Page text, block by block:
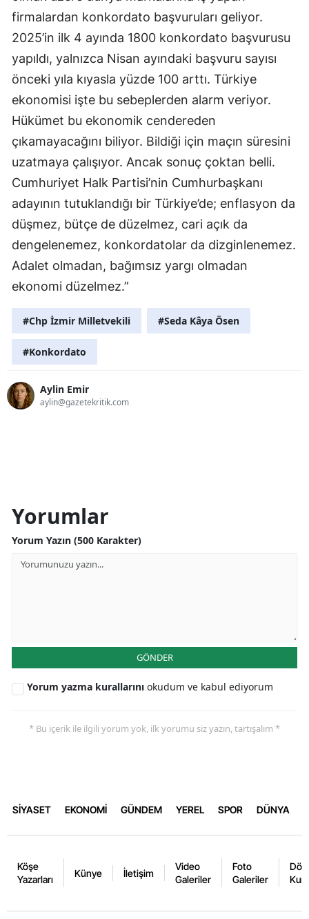
firmalardan konkordato başvuruları geliyor.
2025’in ilk 4 ayında 1800 konkordato başvurusu
yapıldı, yalnızca Nisan ayındaki başvuru sayısı
önceki yıla kıyasla yüzde 100 arttı. Türkiye
ekonomisi işte bu sebeplerden alarm veriyor.
Hükümet bu ekonomik cendereden
çıkamayacağını biliyor. Bildiği için maçın süresini
uzatmaya çalışıyor. Ancak sonuç çoktan belli.
Cumhuriyet Halk Partisi’nin Cumhurbaşkanı
adayının tutuklandığı bir Türkiye’de; enflasyon da
düşmez, bütçe de düzelmez, cari açık da
dengelenemez, konkordatolar da dizginlenemez.
Adalet olmadan, bağımsız yargı olmadan
ekonomi düzelmez.”
#Chp İzmir Milletvekili #Seda Kâya Ösen
#Konkordato
Aylin Emir
aylin@gazetekritik.com
Yorumlar
Yorum Yazın (500 Karakter)
GÖNDER
Yorum yazma kurallarını okudum ve kabul ediyorum
* Bu içerik ile ilgili yorum yok, ilk yorumu siz yazın, tartışalım *
SİYASET EKONOMİ GÜNDEM YEREL SPOR DÜNYA
Köşe
Yazarları
Künye İletişim
Video
Galeriler
Foto
Galeriler